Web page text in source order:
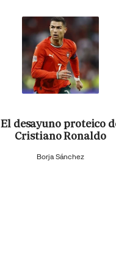
El desayuno proteico
Cristiano Ronaldo
Borja Sánchez